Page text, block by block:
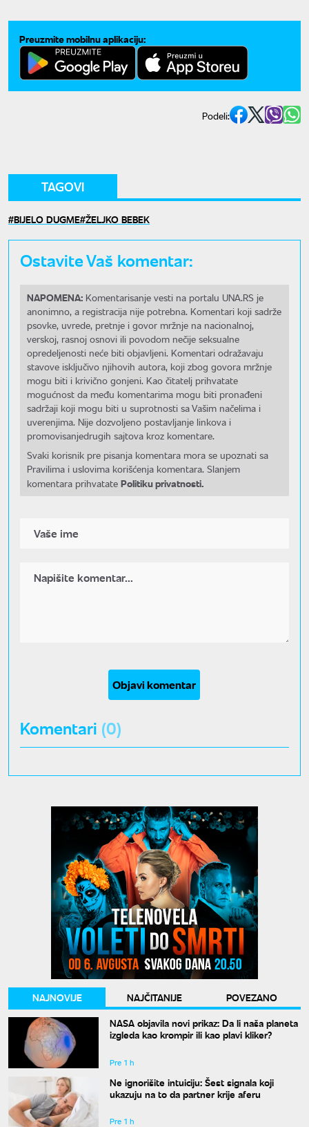
Preuzmite mobilnu aplikaciju:
Podeli:
TAGOVI
BIJELO DUGME ŽELJKO BEBEK
Ostavite Vaš komentar:
NAPOMENA: Komentarisanje vesti na portalu UNA.RS je
anonimno, a registracija nije potrebna. Komentari koji sadrže
psovke, uvrede, pretnje i govor mržnje na nacionalnoj,
verskoj, rasnoj osnovi ili povodom nečije seksualne
opredeljenosti neće biti objavljeni. Komentari odražavaju
stavove isključivo njihovih autora, koji zbog govora mržnje
mogu biti i krivično gonjeni. Kao čitatelj prihvatate
mogućnost da među komentarima mogu biti pronađeni
sadržaji koji mogu biti u suprotnosti sa Vašim načelima i
uverenjima. Nije dozvoljeno postavljanje linkova i
promovisanjedrugih sajtova kroz komentare.
Svaki korisnik pre pisanja komentara mora se upoznati sa
Pravilima i uslovima korišćenja komentara. Slanjem
komentara prihvatate Politiku privatnosti.
Objavi komentar
Komentari (0)
NAJNOVIJE NAJČITANIJE
POVEZANO
NASA objavila novi prikaz: Da li naša planeta
izgleda kao krompir ili kao plavi kliker?
Pre 1 h
Ne ignorišite intuiciju: Šest signala koji
ukazuju na to da partner krije aferu
Pre 1 h